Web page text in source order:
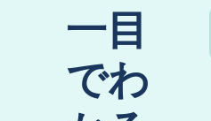
一目
でわ